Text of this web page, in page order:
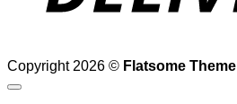
Copyright 2026 © Flatsome Theme